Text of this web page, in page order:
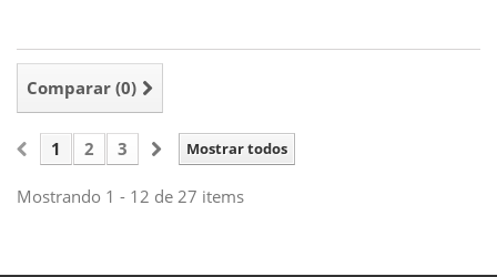
Comparar (0)
Mostrar todos
1 2 3
Mostrando 1 - 12 de 27 items